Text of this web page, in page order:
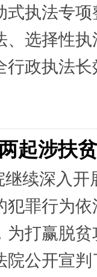
式执法专
、选择性
行政执法
起涉扶
续深入
犯罪行为
为打赢脱
院公开宣